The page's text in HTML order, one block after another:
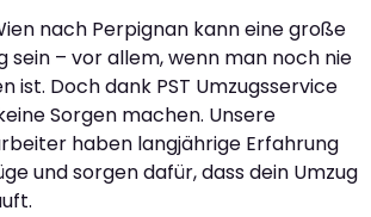
nach Perpignan kann eine große
sein – vor allem, wenn man noch nie
ist. Doch dank PST Umzugsservice
Sorgen machen. Unsere
haben langjährige Erfahrung
und sorgen dafür, dass dein Umzug